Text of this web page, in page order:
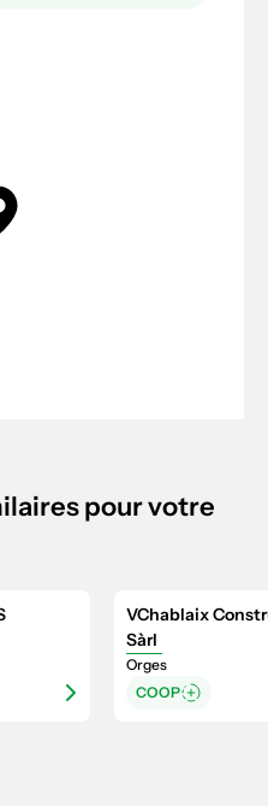
pour votre
VChablaix
Sàrl
Orges
COOP